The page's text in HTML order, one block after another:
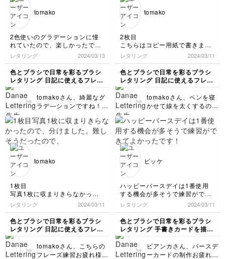
ギフトなどに付けてあげ
こまでご受講頂きありが
とうございました！！
また復習がてら動画を見
返しにいらしてください
ね💛💕
ましたね😍💛 最後のｓ
織マーカーを使用してい
ますが、穂先サイズの小
さいブラッシュペンで書
くのもおすすめです👍
tomako
2色使いのグラデーションに憧
れていたので、楽しかったで
す。濃い色のすくい方によっ
て、色の出方が違いますね。す
くい方が少ないと2色に割れる
文字になってしまいます^^;それ
も正解なのでしょうか？
レタリング 2024/03/13
色とブラシで日常を彩るブラシ
レタリング 日記に使えるフレー
ズを書こう
tomakoさん、綺麗なグ
ラデ―ションですね！！
たによって色の出方は変
わってきますので、
tomakoさんのSummer
すよ👍✨ もしその色の割
ではなく、ほんのり面で
濃い色をすくってみてく
tomako
2枚目
こちらはコピー用紙で書きまし
たが、トレーシングペーパーの
方が滑りがいいせいか、上手く
書けるよう気がします。
筆圧が強くなってしまうせい
か、ペンの穂先が潰れそうにな
ります。（今の所大丈夫です
が。）
あと、線が太くなる時、ペンを
寝かせて書いてしまう癖がある
のですが、良いのでしょうか。
レタリング 2024/03/11
色とブラシで日常を彩るブラシ
レタリング 日記に使えるフレー
ズを書こう
tomakoさん、ペンを寝
かせて線を太くするの
れが書きやすければ特に
問題ないですよ👍 実
際、ダウンストロークは
🥰 用紙で書き心地やペ
ン先の滑りは異なってき
ピー用紙はトレーシング
ペーパーより穂先に負担
がかかりやすいので、が
っつり練習したい時はト
レーシングペーパーのご
使用をおすすめします！
tomako
1枚目
写真1枚に収まりきらなかった
ので、分けました。
難しそうだったので、トレーシ
ングペーパーで書きました。バ
ウンスやアップストローク慣れ
るまで苦戦続きです💦
レタリング 2024/03/11
色とブラシで日常を彩るブラシ
レタリング 日記に使えるフレー
ズを書こう
tomakoさん、こちらの
フレーズ練習お疲れ様で
ピッケ
ハッピーバースデイは1番使用
する機会が多そうで練習ができ
てよかったです！
メタルのドットを入れりと華や
かになりますね😄
レタリング 2024/03/11
色とブラシで日常を彩るブラシ
レタリング 手書きカードを描い
てみよう
ビアンカさん、バースデ
ーカードの制作お疲れ様